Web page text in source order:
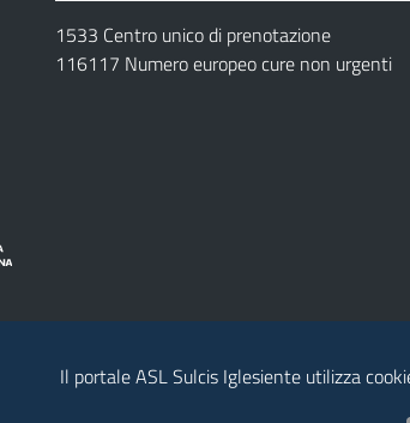
1533 Centro unico di prenotazione
116117 Numero europeo cure non urgenti
Privacy policy Contatti – Ufficio
Il portale ASL Sulcis Iglesiente utilizza